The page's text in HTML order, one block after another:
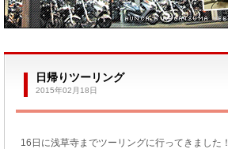
日帰りツーリング
2015年02月18日
16日に浅草寺までツーリングに行ってきました！